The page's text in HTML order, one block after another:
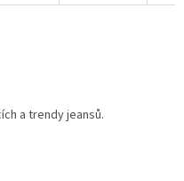
a trendy jeansů.